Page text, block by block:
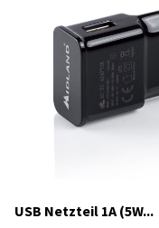
USB Netzteil 1A (5W...